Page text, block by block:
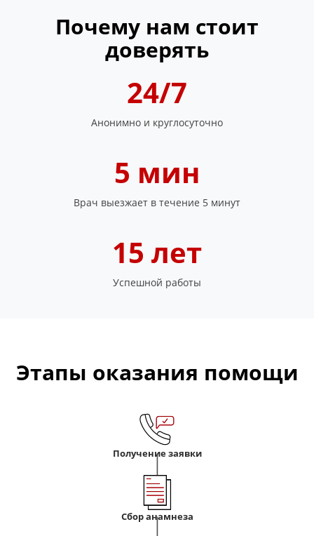
Почему нам стоит
доверять
24/7
Анонимно и круглосуточно
5 мин
Врач выезжает в течение 5 минут
15 лет
Успешной работы
Этапы оказания помощи
Получение заявки
Сбор анамнеза